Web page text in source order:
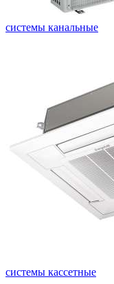
системы канальные
системы кассетные